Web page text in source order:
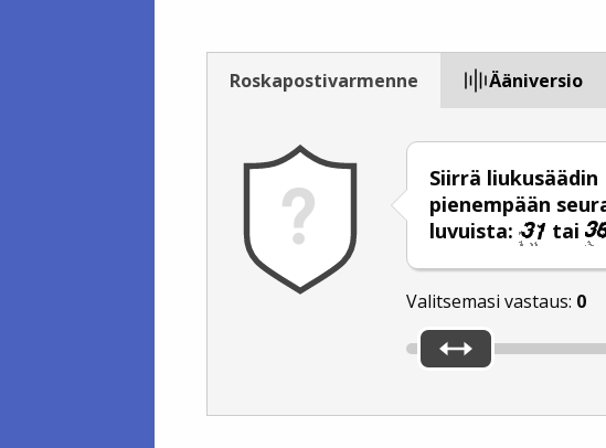
Roskapostivarmenne Ääniversio
Siirrä liukusäädin
pienempään
luvuista:
tai
Valitsemasi vastaus: 0